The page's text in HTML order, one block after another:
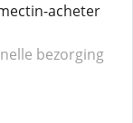
acheter
bezorging